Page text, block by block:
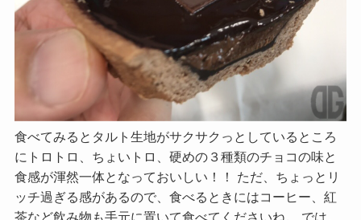
食べてみるとタルト生地がサクサクっとしているところ
にトロトロ、ちょいトロ、硬めの３種類のチョコの味と
食感が渾然一体となっておいしい！！ ただ、ちょっとリ
ッチ過ぎる感があるので、食べるときにはコーヒー、紅
茶など飲み物も手元に置いて食べてくださいね。 では、